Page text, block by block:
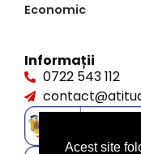
Economic
Informații
0722 543 112
Acest site